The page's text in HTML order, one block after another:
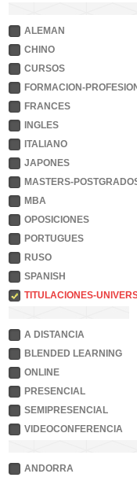
ALEMAN
CHINO
CURSOS
FORMACION-
FRANCES
INGLES
ITALIANO
JAPONES
MASTERS-
MBA
OPOSICIONES
PORTUGUES
RUSO
SPANISH
TITULACIONES-
A DISTANCIA
BLENDED LEARNING
ONLINE
PRESENCIAL
SEMIPRESENCIAL
VIDEOCONFERENCIA
ANDORRA